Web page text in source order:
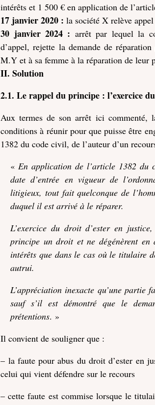
intérêts et 1 500 € en application de
17 janvier 2020 :la société X relève
30 janvier 2024 : arrêt par lequel la
d’appel, rejette la demande de
M.Y et à sa femme à la réparation de leur
II. Solution
2.1. Le rappel du principe : l’exercice
Aux termes de son arrêt ici commenté,
conditions à réunir pour que puisse être
1382 du code civil, de l’auteur d’un
« En application de l’article 1382 du
date d’entrée en vigueur de
litigieux, tout fait quelconque de
duquel il est arrivé à le réparer.
L’exercice du droit d’ester en
principe un droit et ne dégénèrent en
intérêts que dans le cas où le titulaire
autrui.
L’appréciation inexacte qu’une partie
sauf s’il est démontré que le
prétentions. »
Il convient de souligner que :
– la faute pour abus du droit d’ester en
celui qui vient défendre sur le recours
– cette faute est commise lorsque le